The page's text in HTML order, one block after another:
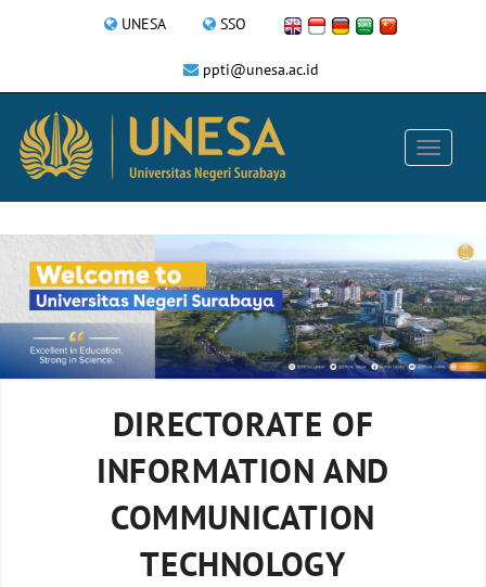
UNESA SSO
ppti@unesa.ac.id
DIRECTORATE OF
INFORMATION AND
COMMUNICATION
TECHNOLOGY